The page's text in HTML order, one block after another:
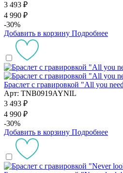
3 493 ₽
4 990 ₽
-30%
Добавить в корзину Подробнее
Браслет с гравировкой "All you
Арт: TNB0919AYNIL
3 493 ₽
4 990 ₽
-30%
Добавить в корзину Подробнее